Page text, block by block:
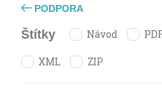
PODPORA
Štítky Návod
XML ZIP